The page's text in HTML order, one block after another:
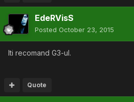
EdeRVisS
Posted October 23, 2015
Iti recomand G3-ul.
Quote